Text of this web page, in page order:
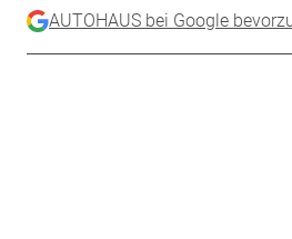
AUTOHAUS bei Google